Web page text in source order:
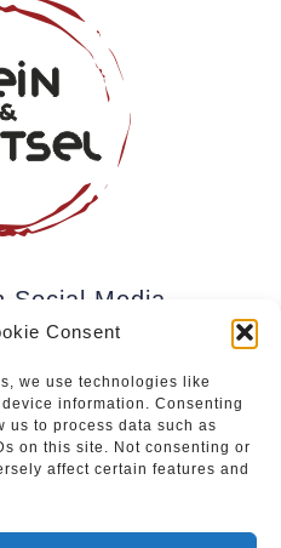
Consent
we use technologies like
information. Consenting
to process data such as
on this site. Not consenting or
affect certain features and
Social Media
newsletter.